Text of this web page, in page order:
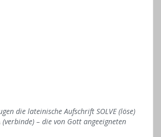
die lateinische Aufschrift SOLVE (löse)
(verbinde) – die von Gott angeeigneten